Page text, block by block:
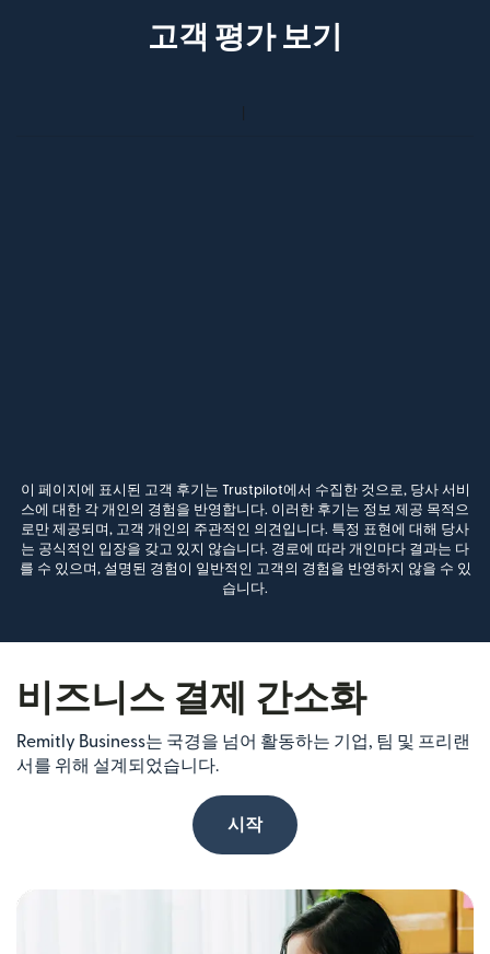
고객 평가 보기
이 페이지에 표시된 고객 후기는 Trustpilot에서 수집한 것으로, 당사 서비
스에 대한 각 개인의 경험을 반영합니다. 이러한 후기는 정보 제공 목적으
로만 제공되며, 고객 개인의 주관적인 의견입니다. 특정 표현에 대해 당사
는 공식적인 입장을 갖고 있지 않습니다. 경로에 따라 개인마다 결과는 다
를 수 있으며, 설명된 경험이 일반적인 고객의 경험을 반영하지 않을 수 있
습니다.
비즈니스 결제 간소화
Remitly Business는 국경을 넘어 활동하는 기업, 팀 및 프리랜
서를 위해 설계되었습니다.
시작